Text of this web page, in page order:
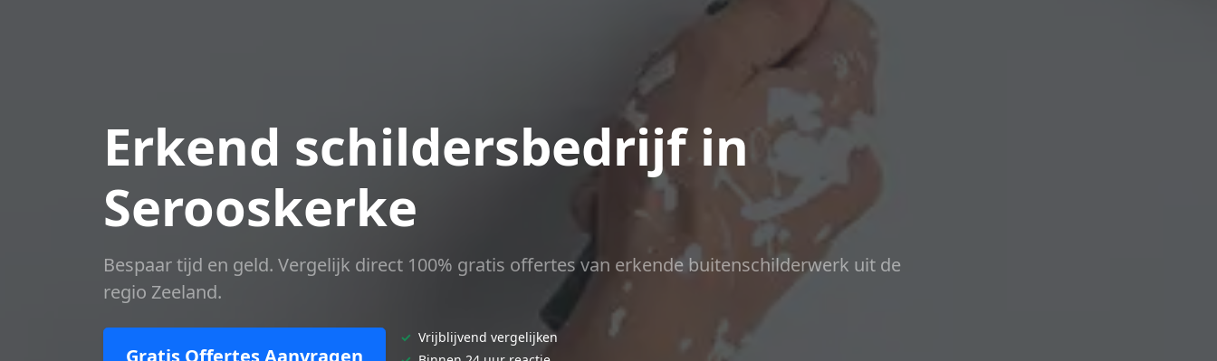
Erkend schildersbedrijf in
Serooskerke
Bespaar tijd en geld. Vergelijk direct 100% gratis offertes van erkende buitenschilderwerk uit de
regio Zeeland.
Gratis Offertes Aanvragen
✓ Vrijblijvend vergelijken